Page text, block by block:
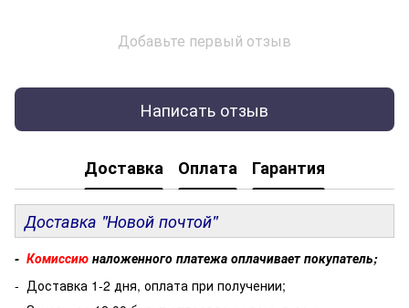
Добавьте первый отзыв
Написать отзыв
Доставка Оплата Гарантия
Доставка "Новой почтой"
- Комиссию наложенного платежа оплачивает покупатель;
- Доставка 1-2 дня, оплата при получении;